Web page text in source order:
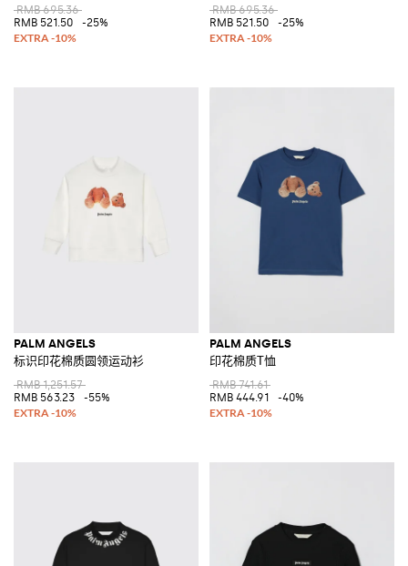
RMB 695.36
RMB 521.50
-25%
RMB 695.36
RMB 521.50
-25%
PALM ANGELS
标识印花棉质圆领运动衫
RMB 1,251.57
RMB 563.23
-55%
PALM ANGELS
印花棉质T恤
RMB 741.61
RMB 444.91
-40%